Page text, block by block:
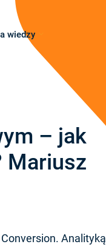
wiedzy
– jak
Mariusz
Analityką